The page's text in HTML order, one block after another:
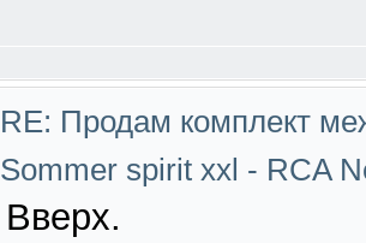
RE: Продам комплект
Sommer spirit xxl - RCA
Вверх.